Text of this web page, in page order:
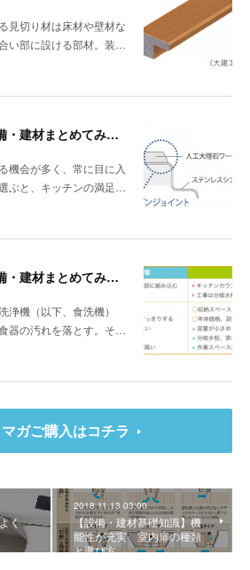
見切り材は床材や壁材な
い部に設ける部材。装…
勝手に比較！住宅の設備・建材まとめてみました！～キッチン天板の素材編
機会が多く、常に目に入
ぶと、キッチンの満足…
勝手に比較！住宅の設備・建材まとめてみました！～食器洗浄機編
浄機（以下、食洗機）
器の汚れを落とす。そ…
ガご購入はコチラ
く
2018.11.13 03:00
【設備・建材基礎知識】機
能性が充実 室内扉の種類
と選び方